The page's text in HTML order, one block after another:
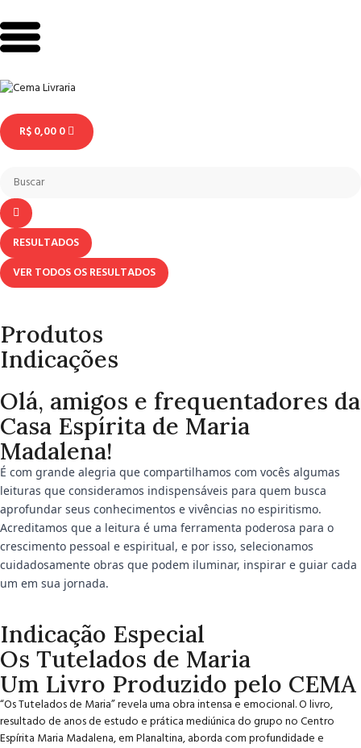
R$0,000
RESULTADOS
VER TODOS OS RESULTADOS
Produtos
Indicações
Olá, amigos e frequentadores da
Casa Espírita de Maria
Madalena!
É com grande alegria que compartilhamos com vocês algumas
leituras que consideramos indispensáveis para quem busca
aprofundar seus conhecimentos e vivências no espiritismo.
Acreditamos que a leitura é uma ferramenta poderosa para o
crescimento pessoal e espiritual, e por isso, selecionamos
cuidadosamente obras que podem iluminar, inspirar e guiar cada
um em sua jornada.
Indicação Especial
Os Tutelados de Maria
Um Livro Produzido pelo CEMA
“Os Tutelados de Maria” revela uma obra intensa e emocional. O livro,
resultado de anos de estudo e prática mediúnica do grupo no Centro
Espírita Maria Madalena, em Planaltina, aborda com profundidade e